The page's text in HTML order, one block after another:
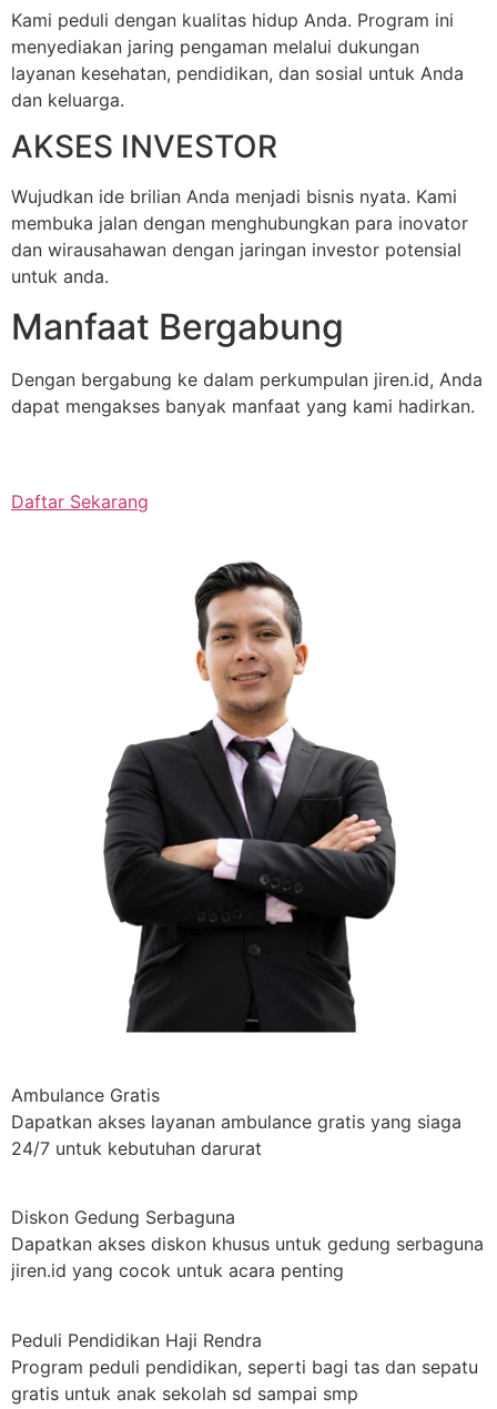
Kami peduli dengan kualitas hidup Anda. Program ini
menyediakan jaring pengaman melalui dukungan
layanan kesehatan, pendidikan, dan sosial untuk Anda
dan keluarga.
AKSES INVESTOR
Wujudkan ide brilian Anda menjadi bisnis nyata. Kami
membuka jalan dengan menghubungkan para inovator
dan wirausahawan dengan jaringan investor potensial
untuk anda.
Manfaat Bergabung
Dengan bergabung ke dalam perkumpulan jiren.id, Anda
dapat mengakses banyak manfaat yang kami hadirkan.
Daftar Sekarang
Ambulance Gratis
Dapatkan akses layanan ambulance gratis yang siaga
24/7 untuk kebutuhan darurat
Diskon Gedung Serbaguna
Dapatkan akses diskon khusus untuk gedung serbaguna
jiren.id yang cocok untuk acara penting
Peduli Pendidikan Haji Rendra
Program peduli pendidikan, seperti bagi tas dan sepatu
gratis untuk anak sekolah sd sampai smp